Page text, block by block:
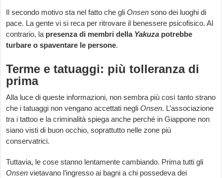
Il secondo motivo sta nel fatto che gliOnsen sono dei luoghi di
pace. La gente vi si reca per ritrovare il benessere psicofisico. Al
contrario, la presenza di membri della Yakuza potrebbe
turbare o spaventare le persone.
Terme e tatuaggi: più tolleranza di
prima
Alla luce di queste informazioni, non sembra più così tanto strano
che i tatuaggi non vengano accettati negliOnsen. L’associazione
tra i tattoo e la criminalità spiega anche perché in Giappone non
siano visti di buon occhio, soprattutto nelle zone più
conservatrici.
Tuttavia, le cose stanno lentamente cambiando. Prima tutti gli
Onsenvietavano l’ingresso ai bagni a chi possedeva dei